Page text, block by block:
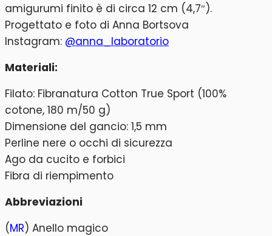
amigurumi finito è di circa 12 cm (4,7″).
Progettato e foto di Anna Bortsova
Instagram: @anna_laboratorio
Materiali:
Filato: Fibranatura Cotton True Sport (100%
cotone, 180 m/50 g)
Dimensione del gancio: 1,5 mm
Perline nere o occhi di sicurezza
Ago da cucito e forbici
Fibra di riempimento
Abbreviazioni
(MR) Anello magico